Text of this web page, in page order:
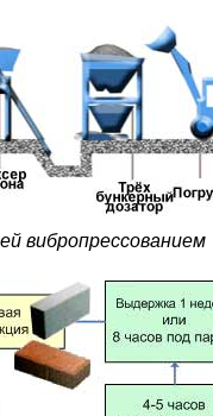
вибропрессованием